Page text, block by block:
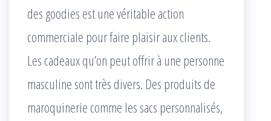
des goodies est une véritable action
commerciale pour faire plaisir aux clients.
Les cadeaux qu’on peut offrir à une personne
masculine sont très divers. Des produits de
maroquinerie comme les sacs personnalisés,